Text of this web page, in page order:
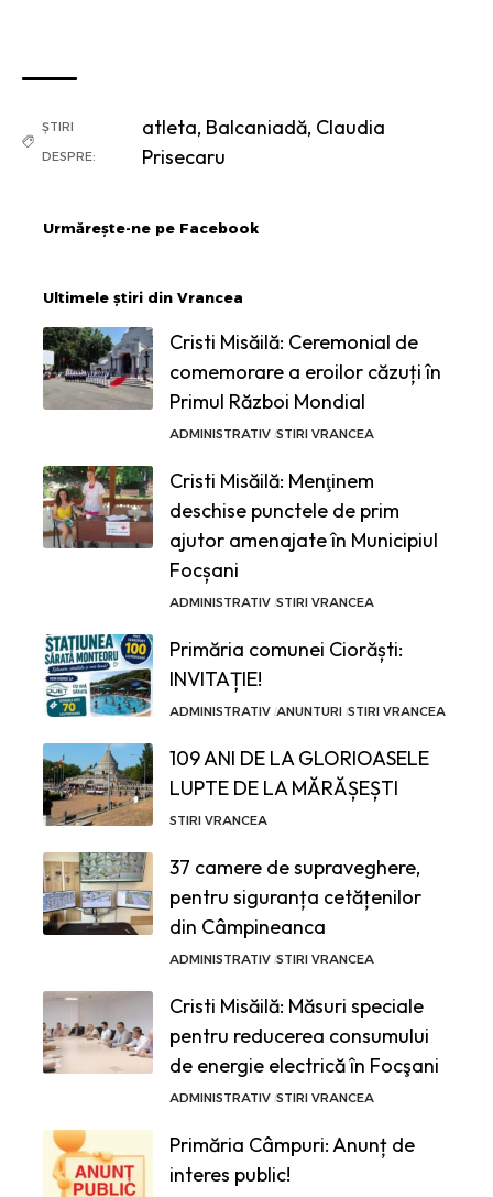
ȘTIRI
DESPRE:
atleta, Balcaniadă, Claudia
Prisecaru
Urmărește-ne pe Facebook
Ultimele știri din Vrancea
Cristi Misăilă: Ceremonial de
comemorare a eroilor căzuți în
Primul Război Mondial
ADMINISTRATIV STIRI VRANCEA
Cristi Misăilă: Menţinem
deschise punctele de prim
ajutor amenajate în Municipiul
Focșani
ADMINISTRATIV STIRI VRANCEA
Primăria comunei Ciorăști:
INVITAȚIE!
ADMINISTRATIV ANUNTURI STIRI VRANCEA
109 ANI DE LA GLORIOASELE
LUPTE DE LA MĂRĂȘEȘTI
STIRI VRANCEA
37 camere de supraveghere,
pentru siguranța cetățenilor
din Câmpineanca
ADMINISTRATIV STIRI VRANCEA
Cristi Misăilă: Măsuri speciale
pentru reducerea consumului
de energie electrică în Focşani
ADMINISTRATIV STIRI VRANCEA
Primăria Câmpuri: Anunț de
interes public!